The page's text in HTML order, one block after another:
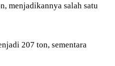
menjadikannya salah satu
207 ton, sementara